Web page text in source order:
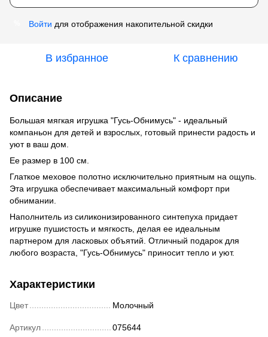
Войти для отображения накопительной скидки
В избранное К сравнению
Описание
Большая мягкая игрушка "Гусь-Обнимусь" - идеальный
компаньон для детей и взрослых, готовый принести радость и
уют в ваш дом.
Ее размер в 100 см.
Глаткое меховое полотно исключительно приятным на ощупь.
Эта игрушка обеспечивает максимальный комфорт при
обнимании.
Наполнитель из силиконизированного синтепуха придает
игрушке пушистость и мягкость, делая ее идеальным
партнером для ласковых объятий. Отличный подарок для
любого возраста, "Гусь-Обнимусь" приносит тепло и уют.
Характеристики
Цвет Молочный
Артикул 075644